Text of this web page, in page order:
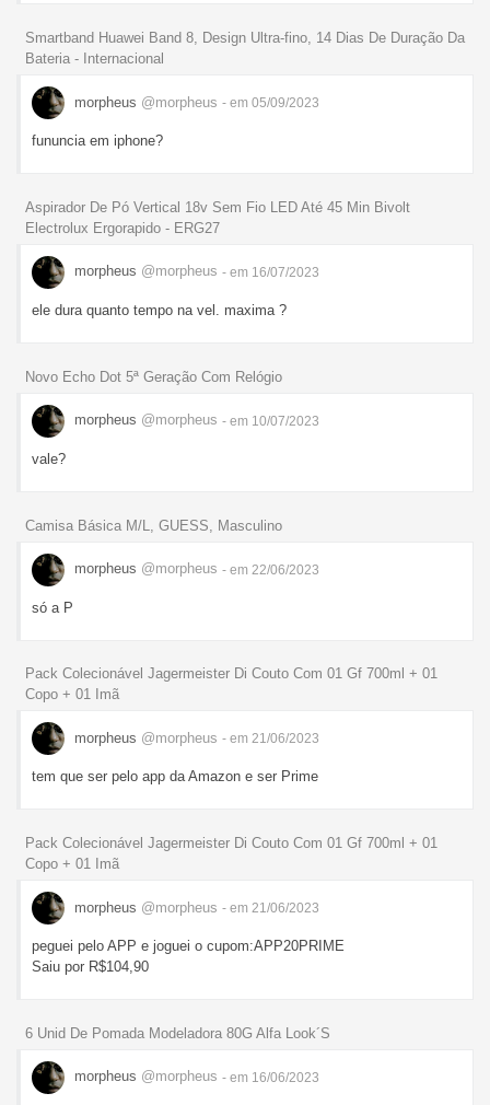
Smartband Huawei Band 8, Design Ultra-fino, 14 Dias De Duração Da
Bateria - Internacional
morpheus @morpheus - em 05/09/2023
fununcia em iphone?
Aspirador De Pó Vertical 18v Sem Fio LED Até 45 Min Bivolt
Electrolux Ergorapido - ERG27
morpheus @morpheus - em 16/07/2023
ele dura quanto tempo na vel. maxima ?
Novo Echo Dot 5ª Geração Com Relógio
morpheus @morpheus - em 10/07/2023
vale?
Camisa Básica M/L, GUESS, Masculino
morpheus @morpheus - em 22/06/2023
só a P
Pack Colecionável Jagermeister Di Couto Com 01 Gf 700ml + 01
Copo + 01 Imã
morpheus @morpheus - em 21/06/2023
tem que ser pelo app da Amazon e ser Prime
Pack Colecionável Jagermeister Di Couto Com 01 Gf 700ml + 01
Copo + 01 Imã
morpheus @morpheus - em 21/06/2023
peguei pelo APP e joguei o cupom:APP20PRIME
Saiu por R$104,90
6 Unid De Pomada Modeladora 80G Alfa Look´S
morpheus @morpheus - em 16/06/2023